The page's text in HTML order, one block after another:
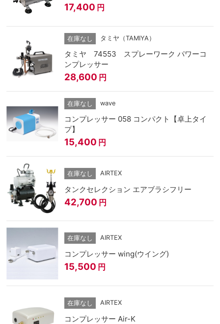
17,400 円
在庫なし タミヤ（TAMIYA）
タミヤ 74553 スプレーワーク パワーコ
ンプレッサー
28,600 円
在庫なし wave
コンプレッサー 058 コンパクト【卓上タイ
プ】
15,400 円
在庫なし AIRTEX
タンクセレクション エアブラシフリー
42,700 円
在庫なし AIRTEX
コンプレッサー wing(ウイング)
15,500 円
在庫なし AIRTEX
コンプレッサー Air-K